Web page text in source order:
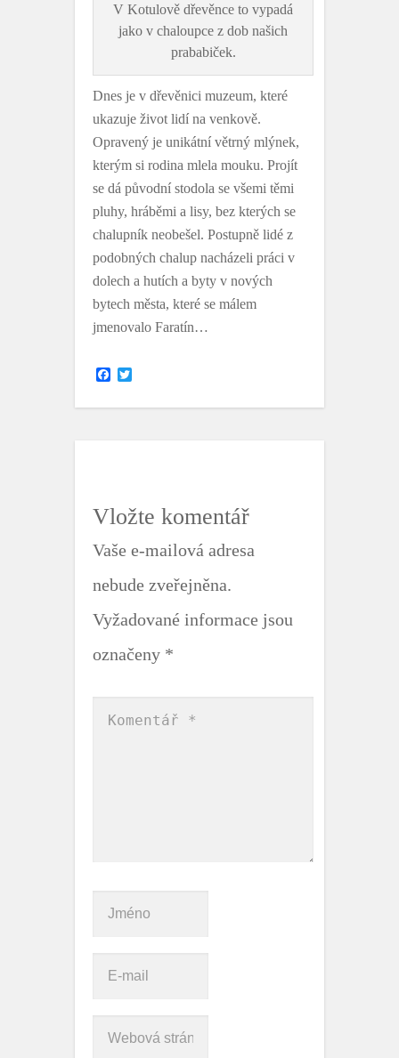
V Kotulově dřevěnce to vypadá
jako v chaloupce z dob našich
prababiček.
Dnes je v dřevěnici muzeum, které
ukazuje život lidí na venkově.
Opravený je unikátní větrný mlýnek,
kterým si rodina mlela mouku. Projít
se dá původní stodola se všemi těmi
pluhy, hráběmi a lisy, bez kterých se
chalupník neobešel. Postupně lidé z
podobných chalup nacházeli práci v
dolech a hutích a byty v nových
bytech města, které se málem
jmenovalo Faratín…
F
Vložte komentář
Vaše e-mailová adresa
nebude zveřejněna.
Vyžadované informace jsou
označeny *